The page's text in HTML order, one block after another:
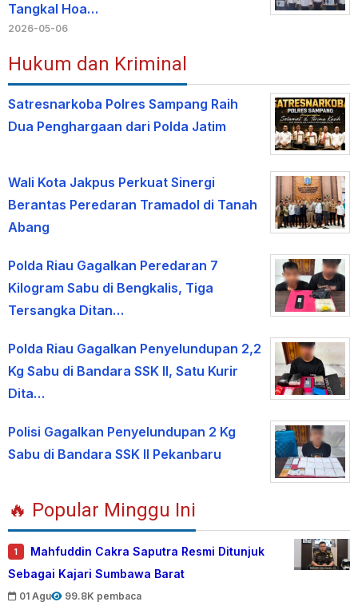
Tangkal Hoa…
2026-05-06
Hukum dan Kriminal
Satresnarkoba Polres Sampang Raih
Dua Penghargaan dari Polda Jatim
Wali Kota Jakpus Perkuat Sinergi
Berantas Peredaran Tramadol di Tanah
Abang
Polda Riau Gagalkan Peredaran 7
Kilogram Sabu di Bengkalis, Tiga
Tersangka Ditan…
Polda Riau Gagalkan Penyelundupan 2,2
Kg Sabu di Bandara SSK II, Satu Kurir
Dita…
Polisi Gagalkan Penyelundupan 2 Kg
Sabu di Bandara SSK II Pekanbaru
🔥 Popular Minggu Ini
1
Mahfuddin Cakra Saputra Resmi Ditunjuk
Sebagai Kajari Sumbawa Barat
01 Agu 99.8K pembaca